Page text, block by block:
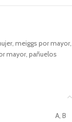
, meiggs por mayor,
mayor, pañuelos
A, B